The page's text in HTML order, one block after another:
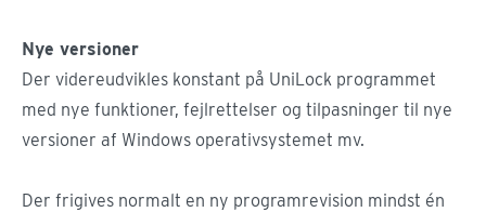
Nye versioner
Der videreudvikles konstant på UniLock programmet
med nye funktioner, fejlrettelser og tilpasninger til nye
versioner af Windows operativsystemet mv.
Der frigives normalt en ny programrevision mindst én